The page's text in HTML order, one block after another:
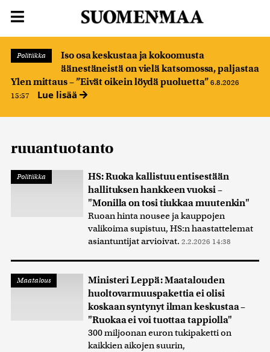
Politiikka
Iso osa keskustaa ja kokoomusta
äänestäneistä on vielä katsomossa, paljastaa
Ylen mittaus – ”Eivät oikein löydä puoluetta” 6.8.2026
15:57
Lue lisää
ruuantuotanto
Politiikka
HS: Ruoka kallistuu entisestään
hallituksen hankkeen vuoksi –
"Monilla on tosi tiukkaa muutenkin"
Ruoan hinta nousee ja kauppojen
valikoima supistuu, HS:n haastattelemat
asiantuntijat arvioivat. 2.2.2026 14:38
Maatalous
Ministeri Leppä: Maatalouden
huoltovarmuuspakettia ei olisi
koskaan syntynyt ilman keskustaa –
"Ruokaa ei voi tuottaa tappiolla"
300 miljoonan euron tukipaketti on
kaikkien aikojen suurin,